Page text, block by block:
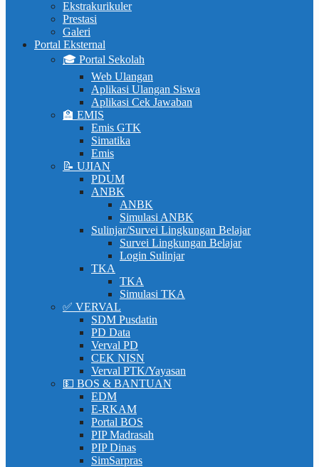
Ekstrakurikuler
Prestasi
Galeri
Portal Eksternal
🎓 Portal Sekolah
Web Ulangan
Aplikasi Ulangan Siswa
Aplikasi Cek Jawaban
🏫 EMIS
Emis GTK
Simatika
Emis
📝 UJIAN
PDUM
ANBK
ANBK
Simulasi ANBK
Sulinjar/Survei Lingkungan Belajar
Survei Lingkungan Belajar
Login Sulinjar
TKA
TKA
Simulasi TKA
✅ VERVAL
SDM Pusdatin
PD Data
Verval PD
CEK NISN
Verval PTK/Yayasan
💵 BOS & BANTUAN
EDM
E-RKAM
Portal BOS
PIP Madrasah
PIP Dinas
SimSarpras